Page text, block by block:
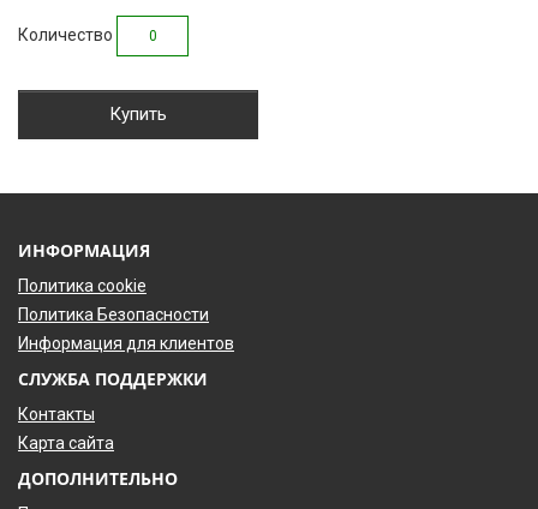
Количество
Купить
ИНФОРМАЦИЯ
Политика cookie
Политика Безопасности
Информация для клиентов
СЛУЖБА ПОДДЕРЖКИ
Контакты
Карта сайта
ДОПОЛНИТЕЛЬНО